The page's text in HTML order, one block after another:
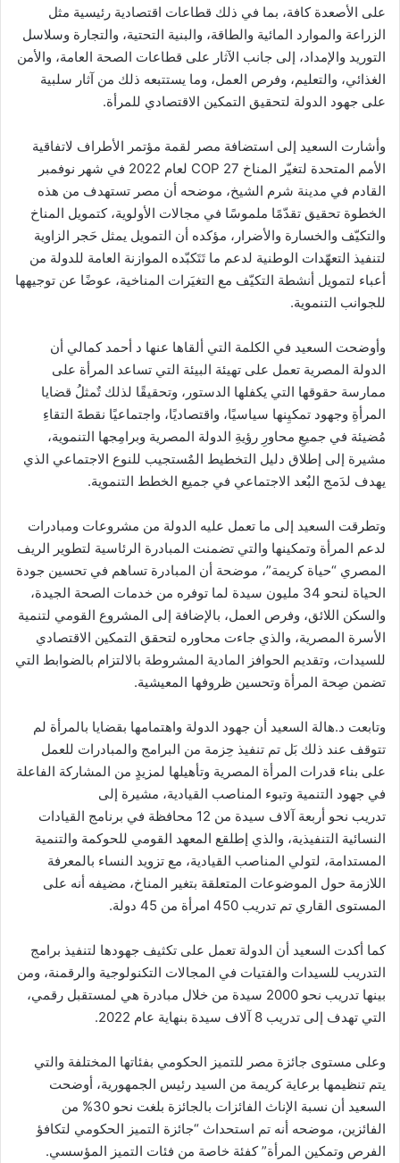
على الأصعدة كافة، بما في ذلك قطاعات اقتصادية رئيسية مثل
الزراعة والموارد المائية والطاقة، والبنية التحتية، والتجارة وسلاسل
التوريد والإمداد، إلى جانب الآثار على قطاعات الصحة العامة، والأمن
الغذائي، والتعليم، وفرص العمل، وما يستتبعه ذلك من آثار سلبية
على جهود الدولة لتحقيق التمكين الاقتصادي للمرأة.
وأشارت السعيد إلى استضافة مصر لقمة مؤتمر الأطراف لاتفاقية
الأمم المتحدة لتغيّر المناخ COP 27 لعام 2022 في شهر نوفمبر
القادم في مدينة شرم الشيخ، موضحه أن مصر تستهدف من هذه
الخطوة تحقيق تقدّمًا ملموسًا في مجالات الأولوية، كتمويل المناخ
والتكيّف والخسارة والأضرار، مؤكده أن التمويل يمثل حَجر الزاوية
لتنفيذ التعهّدات الوطنية لدعم ما تَتَكبّده الموازنة العامة للدولة من
أعباء لتمويل أنشطة التكيّف مع التغيَرات المناخية، عوضًا عن توجيهها
للجوانب التنموية.
وأوضحت السعيد في الكلمة التي ألقاها عنها د أحمد كمالي أن
الدولة المصرية تعمل على تهيئة البيئة التي تساعد المرأة على
ممارسة حقوقها التي يكفلها الدستور، وتحقيقًا لذلك تٌمثلُ قضايا
المرأةِ وجهود تمكيِنها سياسيًا، واقتصاديًا، واجتماعيًا نقطةَ التقاءِ
مُضيئة في جميعِ محاورِ رؤيةِ الدولة المصرية وبرامِجها التنموية،
مشيرة إلى إطلاق دليل التخطيط المٌستجيب للنوع الاجتماعي الذي
يهدف لدَمج البٌعد الاجتماعي في جميع الخطط التنموية.
وتطرقت السعيد إلى ما تعمل عليه الدولة من مشروعات ومبادرات
لدعم المرأة وتمكينها والتي تضمنت المبادرة الرئاسية لتطوير الريف
المصري “حياة كريمة”، موضحة أن المبادرة تساهم في تحسين جودة
الحياة لنحو 34 مليون سيدة لما توفره من خدمات الصحة الجيدة،
والسكن اللائق، وفرص العمل، بالإضافة إلى المشروع القومي لتنمية
الأسرة المصرية، والذي جاءت محاوره لتحقق التمكين الاقتصادي
للسيدات، وتقديم الحوافز المادية المشروطة بالالتزام بالضوابط التي
تضمن صِحة المرأة وتحسين ظروفها المعيشية.
وتابعت د.هالة السعيد أن جهود الدولة واهتمامها بقضايا بالمرأة لم
تتوقف عند ذلك بَل تم تنفيذ حِزمة من البرامج والمبادرات للعمل
على بناء قدرات المرأة المصرية وتأهيلها لمزيدٍ من المشاركة الفاعلة
في جهود التنمية وتبوء المناصب القيادية، مشيرة إلى
تدريب نحو أربعة آلاف سيدة من 12 محافظة في برنامج القيادات
النسائية التنفيذية، والذي إطلقع المعهد القومي للحوكمة والتنمية
المستدامة، لتولي المناصب القيادية، مع تزويد النساء بالمعرفة
اللازمة حول الموضوعات المتعلقة بتغير المناخ، مضيفه أنه على
المستوى القاري تم تدريب 450 امرأة من 45 دولة.
كما أكدت السعيد أن الدولة تعمل على تكثيف جهودها لتنفيذ برامج
التدريب للسيدات والفتيات في المجالات التكنولوجية والرقمنة، ومن
بينها تدريب نحو 2000 سيدة من خلال مبادرة هي لمستقبل رقمي،
التي تهدف إلى تدريب 8 آلاف سيدة بنهاية عام 2022.
وعلى مستوى جائزة مصر للتميز الحكومي بفئاتها المختلفة والتي
يتم تنظيمها برعاية كريمة من السيد رئيس الجمهورية، أوضحت
السعيد أن نسبة الإناث الفائزات بالجائزة بلغت نحو 30% من
الفائزين، موضحه أنه تم استحداث “جائزة التميز الحكومي لتكافؤ
الفرص وتمكين المرأة” كفئة خاصة من فئات التميز المؤسسي.